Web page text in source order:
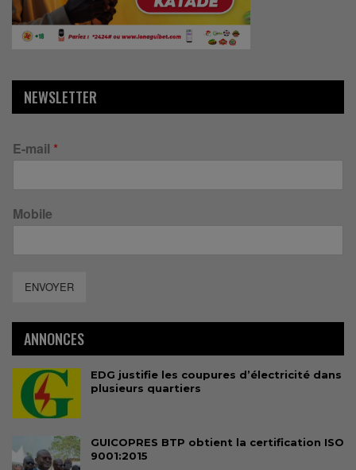
NEWSLETTER
E-mail *
Mobile
ENVOYER
ANNONCES
EDG justifie les coupures d’électricité dans
plusieurs quartiers
GUICOPRES BTP obtient la certification ISO
9001:2015